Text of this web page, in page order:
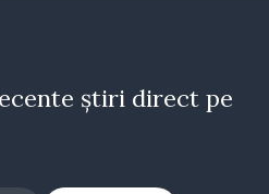
știri direct pe